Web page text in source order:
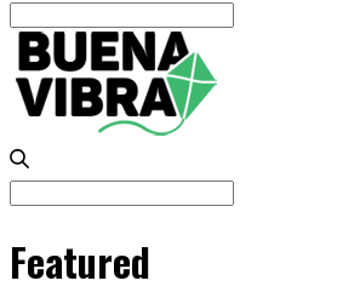
Search
for:
Search
Featured